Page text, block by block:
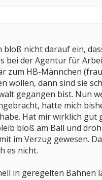
nicht darauf ein,
bei der Agentur für
zum HB-Männchen
wollen, dann sind sie
gegangen bist. Nun
hatte mich
Hat mir wirklich gut
bloß am Ball und
im Verzug gewesen.
es nicht.
in geregelten Bahnen